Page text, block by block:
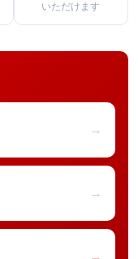
いただけます
→
→